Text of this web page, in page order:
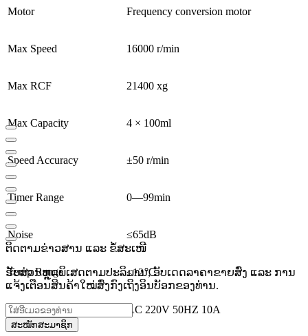
Motor Frequency conversion motor
Max Speed 16000 r/min
Max RCF 21400 xg
Max Capacity 4 × 100ml
Speed Accuracy ±50 r/min
Timer Range 0—99min
Noise ≤65dB
Temp Range ≤12℃
Power AC 220V 50HZ 10A
ຕິດຕາມຂ່າວສານ ແລະ ຂໍ້ສະເໜີ
ຮັບສ່ວນຫຼຸດພິເສດຕາມປະລິມານ, ອັບເດດລາຄາຂາຍສົ່ງ ແລະ ການ
ແຈ້ງເຕືອນສິນຄ້າໃໝ່ສົ່ງກົງເຖິງອິນບັອກຂອງທ່ານ.
ສະໝັກສະມາຊິກ